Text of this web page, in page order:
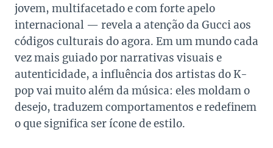
jovem, multifacetado e com forte apelo
internacional — revela a atenção da Gucci aos
códigos culturais do agora. Em um mundo cada
vez mais guiado por narrativas visuais e
autenticidade, a influência dos artistas do K-
pop vai muito além da música: eles moldam o
desejo, traduzem comportamentos e redefinem
o que significa ser ícone de estilo.